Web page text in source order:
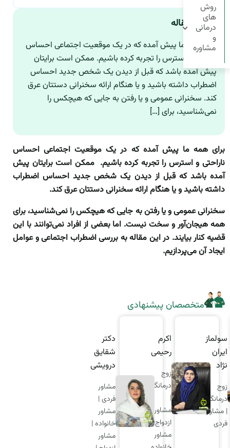
روش
های
درمانی
و
مشاوره
چکیده مقاله
برای همه ما پیش آمده که در یک موقعیت اجتماعی احساس
ناراحتی و استرس را تجربه کرده باشیم. ممکن است برایتان
پیش آمده باشد که قبل از دیدن یک شخص جدید احساس
اضطراب داشته باشید و یا هنگام ارائه سخنرانی دستتان عرق
کند. سخنرانی عمومی و یا رفتن به جایی که هیچکس را
نمی‌شناسید، برای […]
برای همه ما پیش آمده که در یک موقعیت اجتماعی احساس
ناراحتی و استرس را تجربه کرده باشیم. ممکن است برایتان پیش
آمده باشد که قبل از دیدن یک شخص جدید احساس اضطراب
داشته باشید و یا هنگام ارائه سخنرانی دستتان عرق کند.
سخنرانی عمومی و یا رفتن به جایی که هیچکس را نمی‌شناسید، برای
همه هیجان‌آور و سخت نیست. اما بعضی از افراد نمی‌توانند با این
قضیه کنار بیایند. در این مقاله به بررسی اضطراب اجتماعی و عوامل
ایجاد آن می‌پردازیم.
متخصصان پیشنهادی
سولماز
ایران
نژاد
زوج
درمانگر
| مشاور
فردی
اکرم
رحیمی
زوج
درمانگر
|
مشاور
ازدواج |
مشاور
دکتر
شقایق
درویشی
مشاور
فردی |
مشاور
خانواده |
مشاور